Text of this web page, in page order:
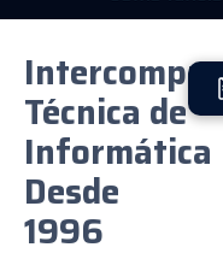
Técnica de
Informática
Desde
1996